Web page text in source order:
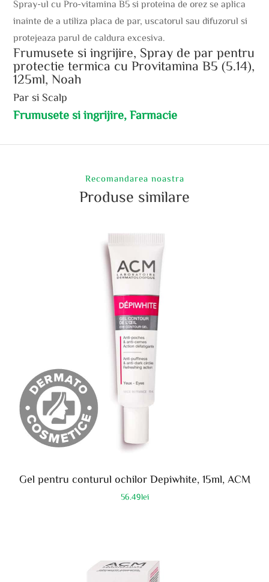
Spray-ul cu Pro-vitamina B5 si proteina de orez se aplica
inainte de a utiliza placa de par, uscatorul sau difuzorul si
protejeaza parul de caldura excesiva.
Frumusete si ingrijire, Spray de par pentru
protectie termica cu Provitamina B5 (5.14),
125ml, Noah
Par si Scalp
Frumusete si ingrijire, Farmacie
Recomandarea noastra
Produse similare
Gel pentru conturul ochilor Depiwhite, 15ml, ACM
56.49lei